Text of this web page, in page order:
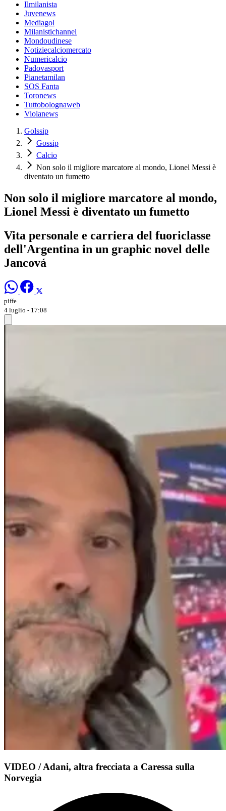
Ilmilanista
Juvenews
Mediagol
Milanistichannel
Mondoudinese
Notiziecalciomercato
Numericalcio
Padovasport
Pianetamilan
SOS Fanta
Toronews
Tuttobolognaweb
Violanews
Golssip
Gossip
Calcio
Non solo il migliore marcatore al mondo, Lionel Messi è
diventato un fumetto
Non solo il migliore marcatore al mondo,
Lionel Messi è diventato un fumetto
Vita personale e carriera del fuoriclasse
dell'Argentina in un graphic novel delle
Jancová
piffe
4 luglio - 17:08
VIDEO / Adani, altra frecciata a Caressa sulla
Norvegia